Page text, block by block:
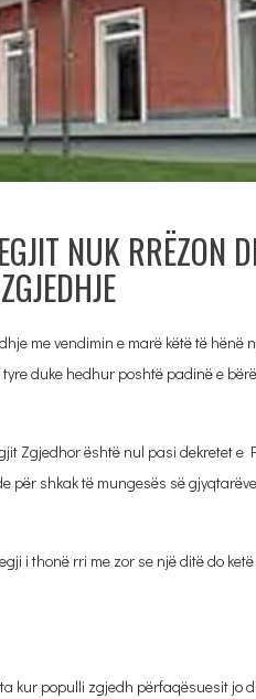
NUK RRËZON
me vendimin e marë këtë të hënë
duke hedhur poshtë padinë e
Zgjedhor është nul pasi dekretet e
për shkak të mungesës së
i thonë rri me zor se një ditë do
kur populli zgjedh përfaqësuesit jo